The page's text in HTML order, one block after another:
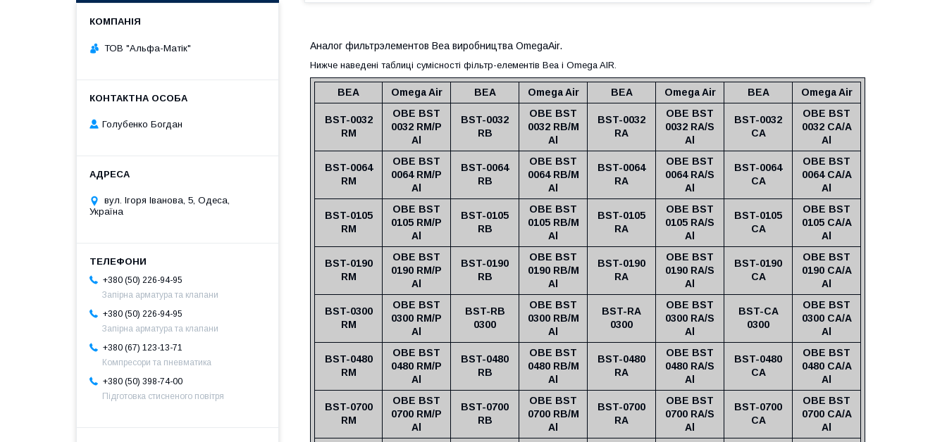
Аналог фильтрэлементов Bea виробництва OmegaAir.
Нижче наведені таблиці сумісності фільтр-елементів Bea і Omega AIR.
BEA Omega Air BEA Omega Air BEA Omega Air BEA Omega Air
BST-0032
RM
OBE BST
0032 RM/P
Al
BST-0032
RB
OBE BST
0032 RB/M
Al
BST-0032
RA
OBE BST
0032 RA/S
Al
BST-0032
CA
OBE BST
0032 CA/A
Al
BST-0064
RM
OBE BST
0064 RM/P
Al
BST-0064
RB
OBE BST
0064 RB/M
Al
BST-0064
RA
OBE BST
0064 RA/S
Al
BST-0064
CA
OBE BST
0064 CA/A
Al
BST-0105
RM
OBE BST
0105 RM/P
Al
BST-0105
RB
OBE BST
0105 RB/M
Al
BST-0105
RA
OBE BST
0105 RA/S
Al
BST-0105
CA
OBE BST
0105 CA/A
Al
BST-0190
RM
OBE BST
0190 RM/P
Al
BST-0190
RB
OBE BST
0190 RB/M
Al
BST-0190
RA
OBE BST
0190 RA/S
Al
BST-0190
CA
OBE BST
0190 CA/A
Al
BST-0300
RM
OBE BST
0300 RM/P
Al
BST-RB
0300
OBE BST
0300 RB/M
Al
BST-RA
0300
OBE BST
0300 RA/S
Al
BST-CA
0300
OBE BST
0300 CA/A
Al
BST-0480
RM
OBE BST
0480 RM/P
Al
BST-0480
RB
OBE BST
0480 RB/M
Al
BST-0480
RA
OBE BST
0480 RA/S
Al
BST-0480
CA
OBE BST
0480 CA/A
Al
BST-0700
RM
OBE BST
0700 RM/P
Al
BST-0700
RB
OBE BST
0700 RB/M
Al
BST-0700
RA
OBE BST
0700 RA/S
Al
BST-0700
CA
OBE BST
0700 CA/A
Al
ТОВ "Альфа-Матік"
Голубенко Богдан
вул. Ігоря Іванова, 5, Одеса,
Україна
+380 (50) 226-94-95
Запірна арматура та клапани
+380 (50) 226-94-95
Запірна арматура та клапани
+380 (67) 123-13-71
Компресори та пневматика
+380 (50) 398-74-00
Підготовка стисненого повітря